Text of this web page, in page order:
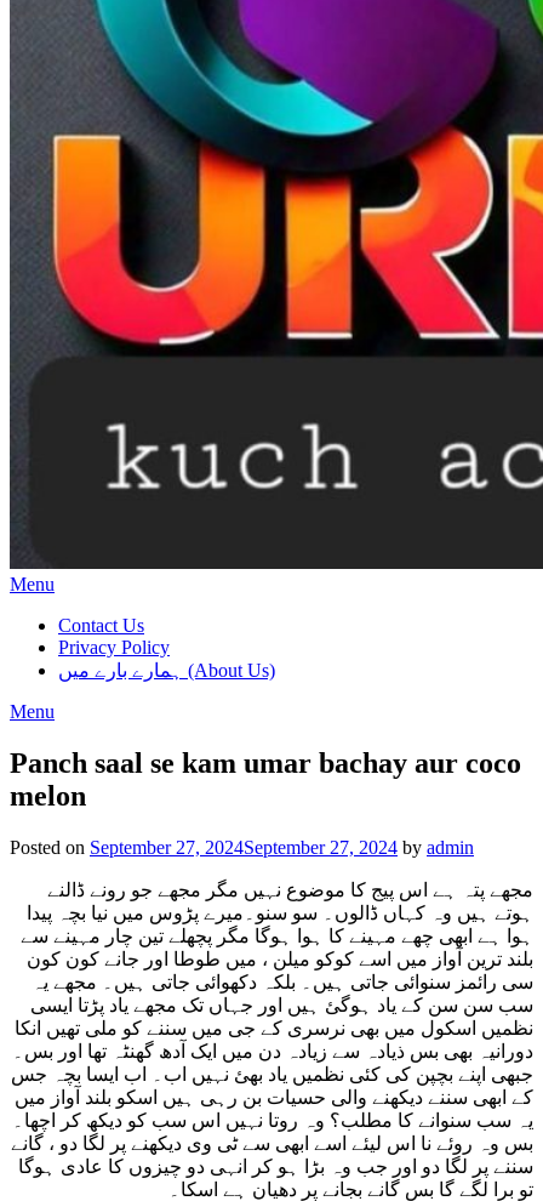
Menu
Contact Us
Privacy Policy
ہمارے بارے میں (About Us)
Menu
Panch saal se kam umar bachay aur coco
melon
Posted on September 27, 2024September 27, 2024 by admin
مجھے پتہ ہے اس پیج کا موضوع نہیں مگر مجھے جو رونے ڈالنے
ہوتے ہیں وہ کہاں ڈالوں۔ سو سنو۔میرے پڑوس میں نیا بچہ پیدا
ہوا ہے ابھی چھے مہینے کا ہوا ہوگا مگر پچھلے تین چار مہینے سے
بلند ترین آواز میں اسے کوکو میلن ، میں طوطا اور جانے کون کون
سی رائمز سنوائی جاتی ہیں۔ بلکہ دکھوائی جاتی ہیں۔ مجھے یہ
سب سن سن کے یاد ہوگئ ہیں اور جہاں تک مجھے یاد پڑتا ایسی
نظمیں اسکول میں بھی نرسری کے جی میں سننے کو ملی تھیں انکا
دورانیہ بھی بس ذیادہ سے زیادہ دن میں ایک آدھ گھنٹہ تھا اور بس۔
جبھی اپنے بچپن کی کئی نظمیں یاد بھئ نہیں اب۔ اب ایسا بچہ جس
کے ابھی سننے دیکھنے والی حسیات بن رہی ہیں اسکو بلند آواز میں
یہ سب سنوانے کا مطلب؟ وہ روتا نہیں اس سب کو دیکھ کر اچھا۔
بس وہ روئے نا اس لیئے اسے ابھی سے ٹی وی دیکھنے پر لگا دو ، گانے
سننے پر لگا دو اور جب وہ بڑا ہو کر انہی دو چیزوں کا عادی ہوگا
تو برا لگے گا بس گانے بجانے پر دھیان ہے اسکا۔